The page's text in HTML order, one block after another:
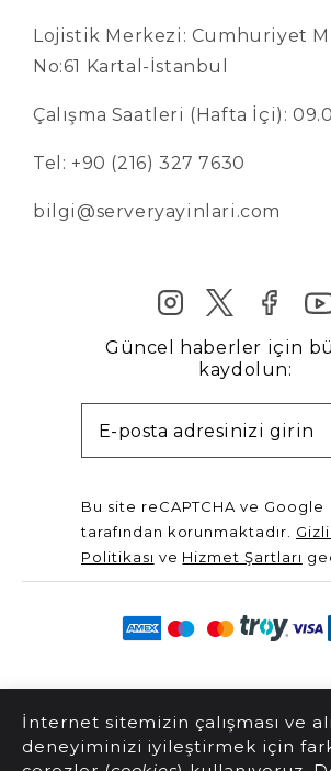
İnternet sitemizin çalışması ve
deneyiminizi iyileştirmek için
Lojistik Merkezi: Cumhuriyet
No:61 Kartal-İstanbul
Çalışma Saatleri (Hafta İçi):
Tel: +90 (216) 327 7630
bilgi@serveryayinlari.com
Güncel haberler için
kaydolun:
Bu site reCAPTCHA ve Google
tarafından korunmaktadır.
Politikası ve Hizmet Şartları